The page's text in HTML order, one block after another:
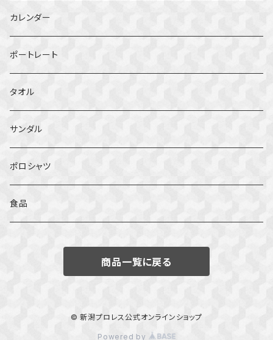
カレンダー
ポートレート
タオル
サンダル
ポロシャツ
食品
商品一覧に戻る
© 新潟プロレス公式オンラインショップ
Powered by